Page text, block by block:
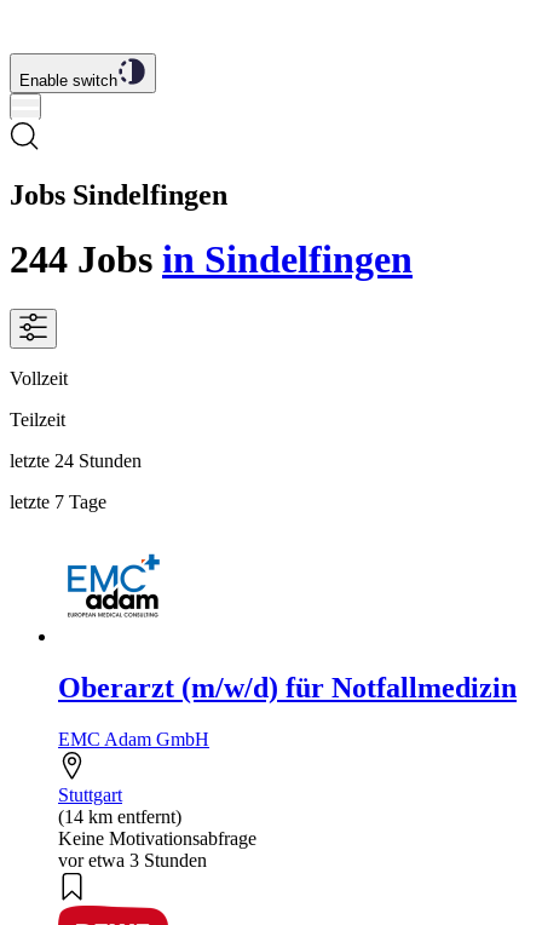
Enable switch
Jobs Sindelfingen
244 Jobs in Sindelfingen
Vollzeit
Teilzeit
letzte 24 Stunden
letzte 7 Tage
Oberarzt (m/w/d) für Notfallmedizin
EMC Adam GmbH
Stuttgart
(14 km entfernt)
Keine Motivationsabfrage
vor etwa 3 Stunden